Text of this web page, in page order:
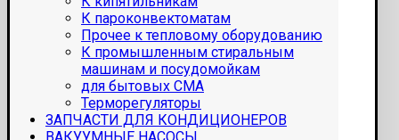
К пароконвектоматам
Прочее к тепловому оборудованию
К промышленным стиральным
машинам и посудомойкам
для бытовых СМА
Терморегуляторы
ЗАПЧАСТИ ДЛЯ КОНДИЦИОНЕРОВ